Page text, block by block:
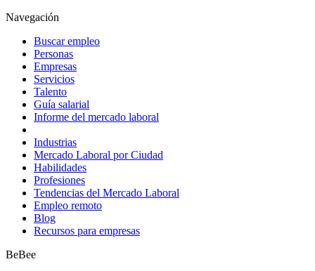
Navegación
Buscar empleo
Personas
Empresas
Servicios
Talento
Guía salarial
Informe del mercado laboral
Industrias
Mercado Laboral por Ciudad
Habilidades
Profesiones
Tendencias del Mercado Laboral
Empleo remoto
Blog
Recursos para empresas
BeBee